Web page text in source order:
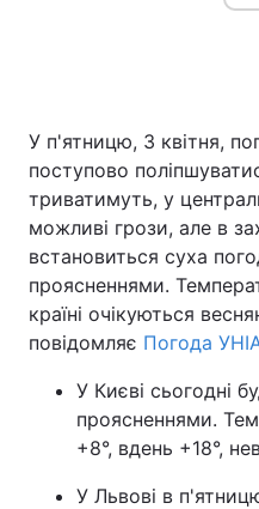
Головна
Україна
Економіка
Спорт
Техно і зв'язок
Зброя
Здоров'я
У п'ятницю, 3 квітня,
поступово
триватимуть, у
можливі грози, але в
встановиться суха
проясненнями.
країні очікуються
повідомляє Погода
У Києві сьогодні
проясненнями.
+8°, вдень +18°,
У Львові в